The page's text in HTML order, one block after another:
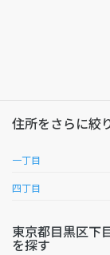
住所をさらに絞
一丁目
四丁目
東京都目黒区下
を探す